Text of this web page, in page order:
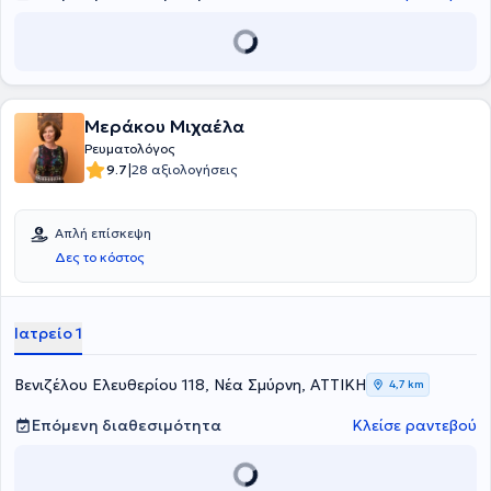
Νέου Κόσμου. Επιπλέον, καταμετρά 72 ανακοινώσεις και εργασίες,
καθώς και 104 συμμετοχές σε συνέδρια τα τελευταία 10 χρόνια.
Σπονδυλικής Στήλης.
Μεράκου Μιχαέλα
Ρευματολόγος
9.7|28 αξιολογήσεις
Απλή επίσκεψη
Δες το κόστος
Ιατρείο 1
Βενιζέλου Ελευθερίου 118, Νέα Σμύρνη, ΑΤΤΙΚΗ 4,7 km
Επόμενη διαθεσιμότητα Κλείσε ραντεβού